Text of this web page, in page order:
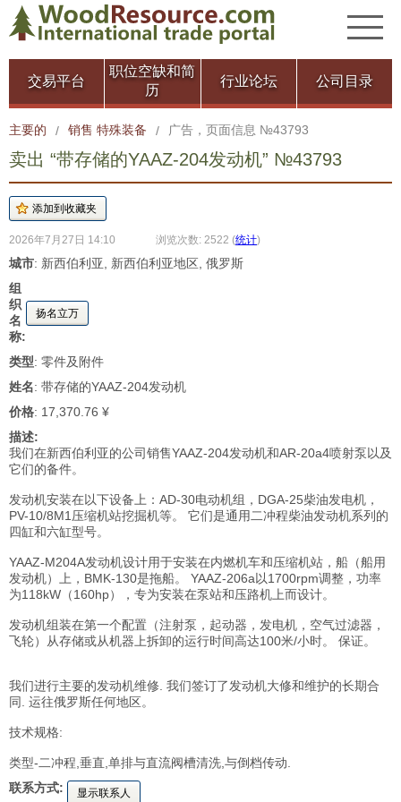
交易平台
职位空缺和简
历
行业论坛 公司目录
主要的 / 销售 特殊装备 / 广告，页面信息 №43793
卖出 “带存储的YAAZ-204发动机” №43793
2026年7月27日 14:10 浏览次数: 2522 (统计)
城市: 新西伯利亚, 新西伯利亚地区, 俄罗斯
组
织
名
称:
扬名立万
类型: 零件及附件
姓名: 带存储的YAAZ-204发动机
价格: 17,370.76 ¥
描述:
我们在新西伯利亚的公司销售YAAZ-204发动机和AR-20a4喷射泵以及
它们的备件。
发动机安装在以下设备上：AD-30电动机组，DGA-25柴油发电机，
PV-10/8M1压缩机站挖掘机等。 它们是通用二冲程柴油发动机系列的
四缸和六缸型号。
YAAZ-M204A发动机设计用于安装在内燃机车和压缩机站，船（船用
发动机）上，BMK-130是拖船。 YAAZ-206a以1700rpm调整，功率
为118kW（160hp），专为安装在泵站和压路机上而设计。
发动机组装在第一个配置（注射泵，起动器，发电机，空气过滤器，
飞轮）从存储或从机器上拆卸的运行时间高达100米/小时。 保证。
我们进行主要的发动机维修. 我们签订了发动机大修和维护的长期合
同. 运往俄罗斯任何地区。
技术规格:
类型-二冲程,垂直,单排与直流阀槽清洗,与倒档传动.
联系方式:
显示联系人